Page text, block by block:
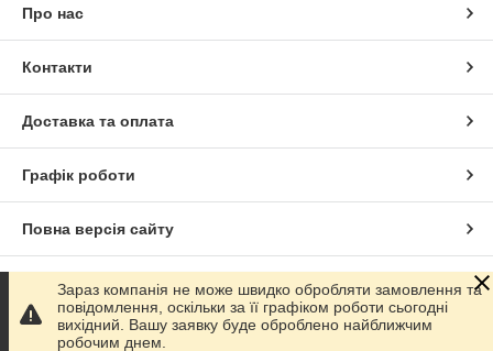
Про нас
Контакти
Доставка та оплата
Графік роботи
Повна версія сайту
Сайт створено на маркетплейсі Prom.ua
Політика конфіденційності
Зараз компанія не може швидко обробляти замовлення та
повідомлення, оскільки за її графіком роботи сьогодні
вихідний. Вашу заявку буде оброблено найближчим
робочим днем.